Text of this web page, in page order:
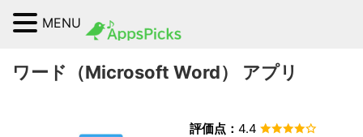
ワード（Microsoft Word） アプリ
評価点： 4.4
MENU